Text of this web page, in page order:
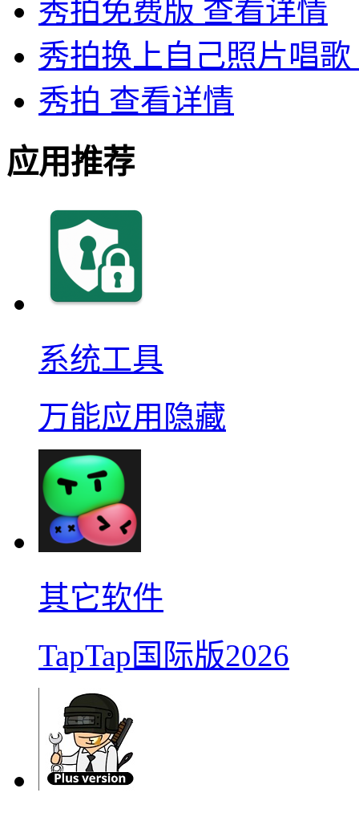
秀拍免费版 查看详情
秀拍换上自己照片唱歌
秀拍 查看详情
应用推荐
系统工具
万能应用隐藏
其它软件
TapTap国际版2026